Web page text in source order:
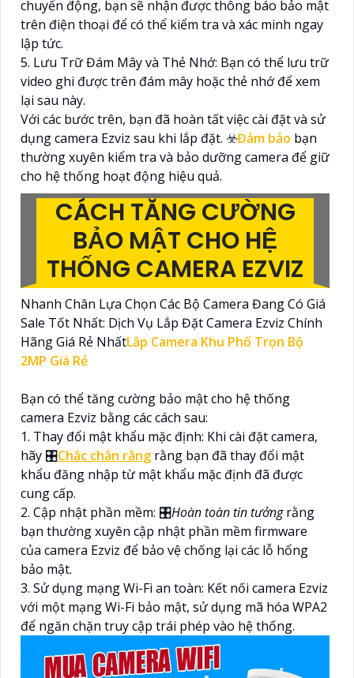
chuyển động, bạn sẽ nhận được thông báo bảo mật
trên điện thoại để có thể kiểm tra và xác minh ngay
lập tức.
5. Lưu Trữ Đám Mây và Thẻ Nhớ: Bạn có thể lưu trữ
video ghi được trên đám mây hoặc thẻ nhớ để xem
lại sau này.
Với các bước trên, bạn đã hoàn tất việc cài đặt và sử
dụng camera Ezviz sau khi lắp đặt. ☣️Đảm bảo bạn
thường xuyên kiểm tra và bảo dưỡng camera để giữ
cho hệ thống hoạt động hiệu quả.
CÁCH TĂNG CƯỜNG
BẢO MẬT CHO HỆ
THỐNG CAMERA EZVIZ
Nhanh Chân Lựa Chọn Các Bộ Camera Đang Có Giá
Sale Tốt Nhất: Dịch Vụ Lắp Đặt Camera Ezviz Chính
Hãng Giá Rẻ NhấtLắp Camera Khu Phố Trọn Bộ
2MP Giá Rẻ
Bạn có thể tăng cường bảo mật cho hệ thống
camera Ezviz bằng các cách sau:
1. Thay đổi mật khẩu mặc định: Khi cài đặt camera,
hãy 🎛Chắc chắn rằng rằng bạn đã thay đổi mật
khẩu đăng nhập từ mật khẩu mặc định đã được
cung cấp.
2. Cập nhật phần mềm: 🎛Hoàn toàn tin tưởngrằng
bạn thường xuyên cập nhật phần mềm firmware
của camera Ezviz để bảo vệ chống lại các lỗ hổng
bảo mật.
3. Sử dụng mạng Wi-Fi an toàn: Kết nối camera Ezviz
với một mạng Wi-Fi bảo mật, sử dụng mã hóa WPA2
để ngăn chặn truy cập trái phép vào hệ thống.